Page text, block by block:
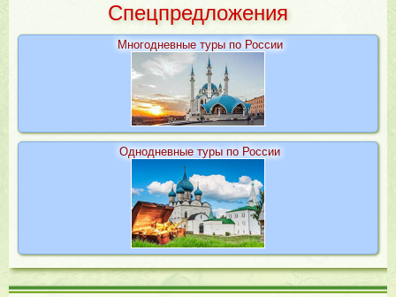
Cпецпредложения
Многодневные туры по России
Однодневные туры по России